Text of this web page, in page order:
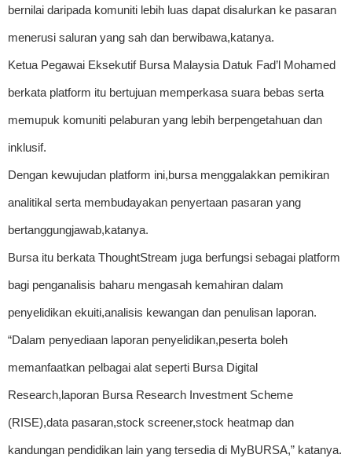
bernilai daripada komuniti lebih luas dapat disalurkan ke pasaran
menerusi saluran yang sah dan berwibawa,katanya.
Ketua Pegawai Eksekutif Bursa Malaysia Datuk Fad’l Mohamed
berkata platform itu bertujuan memperkasa suara bebas serta
memupuk komuniti pelaburan yang lebih berpengetahuan dan
inklusif.
Dengan kewujudan platform ini,bursa menggalakkan pemikiran
analitikal serta membudayakan penyertaan pasaran yang
bertanggungjawab,katanya.
Bursa itu berkata ThoughtStream juga berfungsi sebagai platform
bagi penganalisis baharu mengasah kemahiran dalam
penyelidikan ekuiti,analisis kewangan dan penulisan laporan.
“Dalam penyediaan laporan penyelidikan,peserta boleh
memanfaatkan pelbagai alat seperti Bursa Digital
Research,laporan Bursa Research Investment Scheme
(RISE),data pasaran,stock screener,stock heatmap dan
kandungan pendidikan lain yang tersedia di MyBURSA,” katanya.